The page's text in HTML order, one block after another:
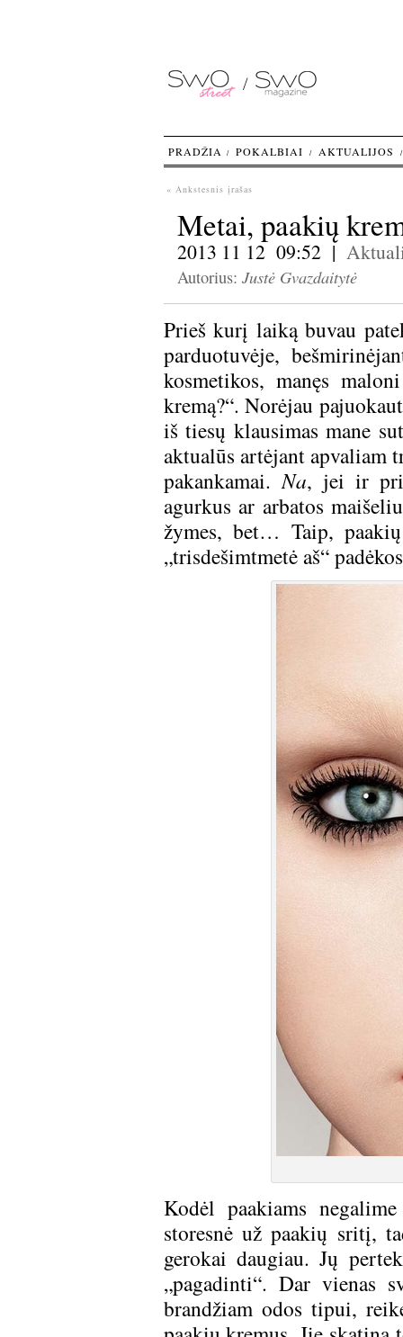
« Ankstesnis įrašas
Metai, paakių
2013 11 12 09:52 |
Autorius: Justė Gvazdaitytė
Prieš kurį laiką buvau
parduotuvėje,
kosmetikos, manęs
kremą?“. Norėjau
iš tiesų klausimas mane
aktualūs artėjant apvaliam
pakankamai.Na, jei ir
agurkus ar arbatos
žymes, bet… Taip,
„trisdešimtmetė aš“
Kodėl paakiams
storesnė už paakių sritį,
gerokai daugiau. Jų
„pagadinti“. Dar vienas
brandžiam odos tipui,
PRADŽIA POKALBIAI AKTUALIJOS